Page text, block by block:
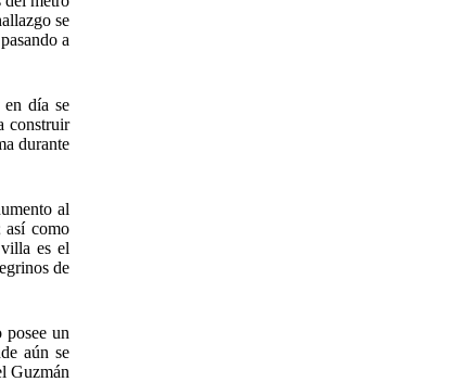
se
a
en día se
construir
durante
al
así como
es el
de
posee un
aún se
Guzmán